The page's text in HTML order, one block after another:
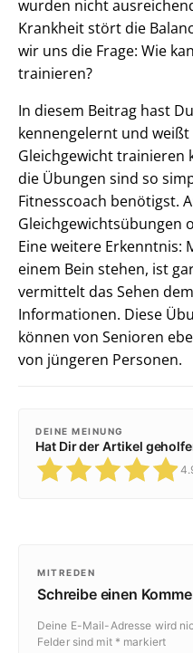
wurden nicht
Krankheit stört die
wir uns die Frage: Wie
trainieren?
In diesem Beitrag hast
kennengelernt und weißt
Gleichgewicht trainieren
die Übungen sind so
Fitnesscoach benötigst.
Gleichgewichtsübungen
Eine weitere Erkenntnis:
einem Bein stehen, ist
vermittelt das Sehen
Informationen. Diese
können von Senioren
von jüngeren Personen.
DEINE MEINUNG
Hat Dir der Artikel
MITREDEN
Schreibe einen
Deine E-Mail-Adresse wird
Felder sind mit * markiert